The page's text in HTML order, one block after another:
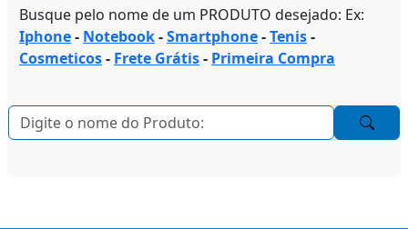
Busque pelo nome de um PRODUTO desejado: Ex:
Iphone- Notebook-Smartphone-Tenis-
Cosmeticos- Frete Grátis- Primeira Compra